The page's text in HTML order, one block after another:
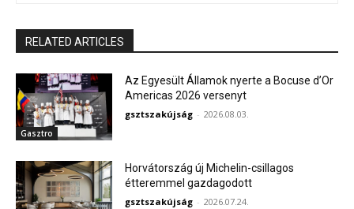
RELATED ARTICLES
Gasztro
Az Egyesült Államok nyerte a Bocuse d’Or
Americas 2026 versenyt
gsztszakújság - 2026.08.03.
Horvátország új Michelin-csillagos
étteremmel gazdagodott
gsztszakújság - 2026.07.24.